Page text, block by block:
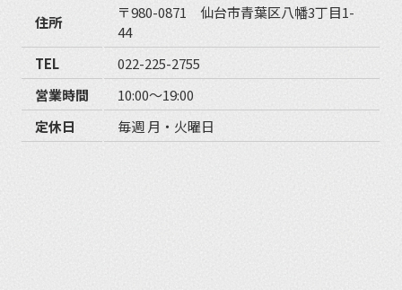
住所
〒980-0871 仙台市青葉区八幡3丁目1-
44
TEL
022-225-2755
営業時間
10:00〜19:00
定休日
毎週 月・火曜日